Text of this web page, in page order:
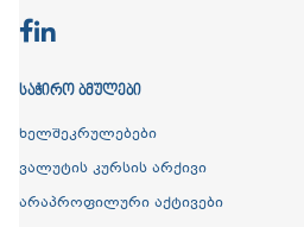
ᲡᲐᲭᲘᲠᲝ ᲑᲛᲣᲚᲔᲑᲘ
ხელშეკრულებები
ვალუტის კურსის არქივი
არაპროფილური აქტივები